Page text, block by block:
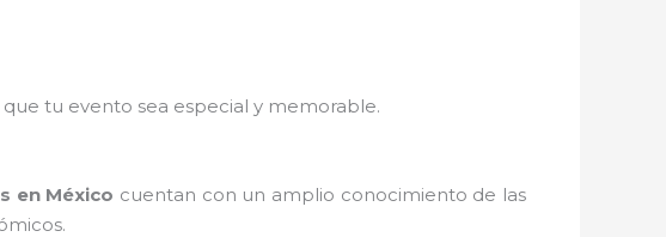
tu evento sea especial y memorable.
en México cuentan con un amplio conocimiento de las